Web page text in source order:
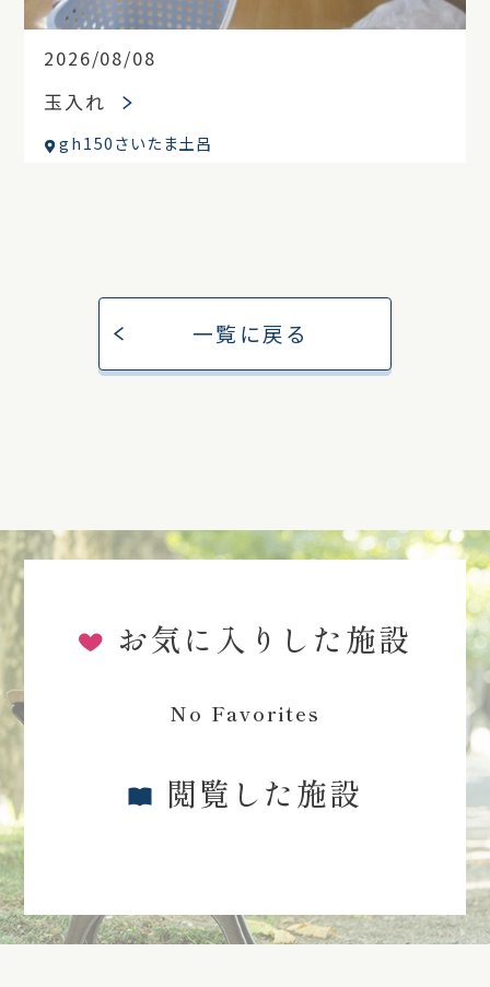
2026/08/08
玉入れ
gh150さいたま土呂
一覧に戻る
お気に入りした施設
No Favorites
閲覧した施設